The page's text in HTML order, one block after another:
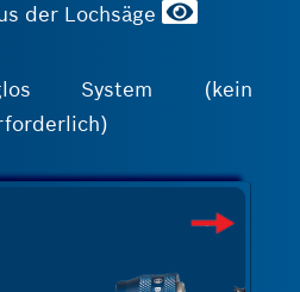
der Lochsäge
System (kein